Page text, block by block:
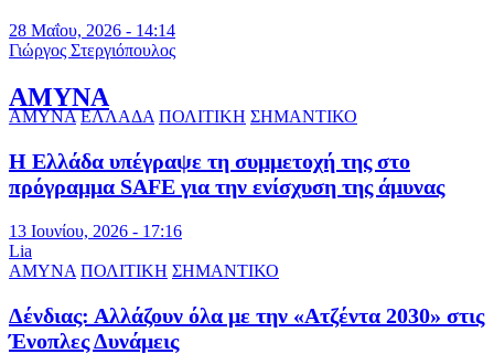
28 Μαΐου, 2026 - 14:14
Γιώργος Στεργιόπουλος
ΑΜΥΝΑ
ΑΜΥΝΑ ΕΛΛΑΔΑ ΠΟΛΙΤΙΚΗ ΣΗΜΑΝΤΙΚΟ
Η Ελλάδα υπέγραψε τη συμμετοχή της στο
πρόγραμμα SAFE για την ενίσχυση της άμυνας
13 Ιουνίου, 2026 - 17:16
Lia
ΑΜΥΝΑ ΠΟΛΙΤΙΚΗ ΣΗΜΑΝΤΙΚΟ
Δένδιας: Αλλάζουν όλα με την «Ατζέντα 2030» στις
Ένοπλες Δυνάμεις